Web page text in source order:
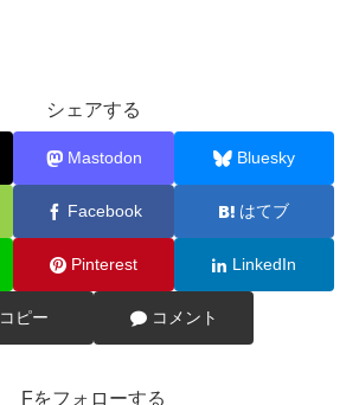
シェアする
Mastodon Bluesky
Facebook はてブ
Pinterest LinkedIn
コピー コメント
Fをフォローする